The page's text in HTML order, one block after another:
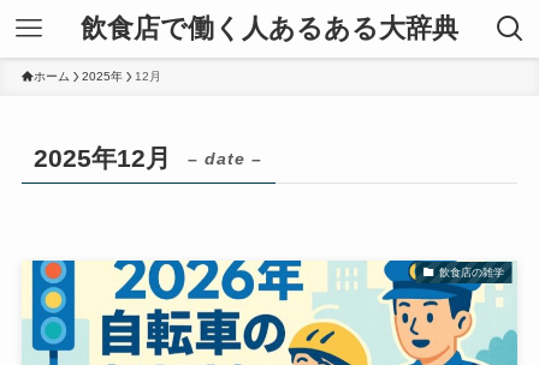
飲食店で働く人あるある大辞典
ホーム 2025年 12月
2025年12月 – date –
飲食店の雑学